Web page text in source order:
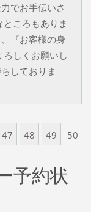
でお手伝いさ
ころもありま
『お客様の身
しくお願いし
しておりま
47 48 49 50
予約状